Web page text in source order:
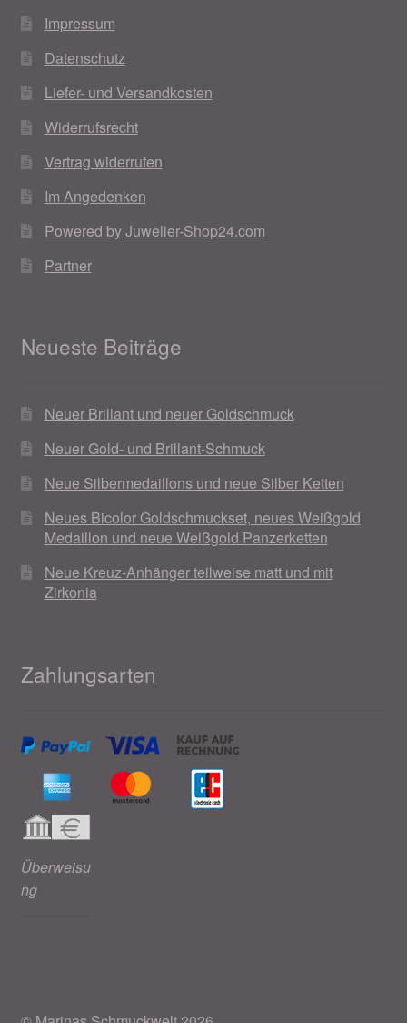
Impressum
Datenschutz
Liefer- und Versandkosten
Widerrufsrecht
Vertrag widerrufen
Im Angedenken
Powered by Juwelier-Shop24.com
Partner
Neueste Beiträge
Neuer Brillant und neuer Goldschmuck
Neuer Gold- und Brillant-Schmuck
Neue Silbermedaillons und neue Silber Ketten
Neues Bicolor Goldschmuckset, neues Weißgold
Medaillon und neue Weißgold Panzerketten
Neue Kreuz-Anhänger teilweise matt und mit
Zirkonia
Zahlungsarten
Überweisu
ng